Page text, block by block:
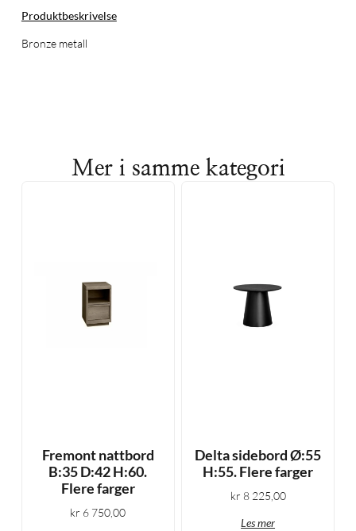
Produktbeskrivelse
Bronze metall
Mer i samme kategori
Fremont nattbord
B:35 D:42 H:60.
Flere farger
kr 6 750,00
Delta sidebord Ø:55
H:55. Flere farger
kr 8 225,00
Les mer